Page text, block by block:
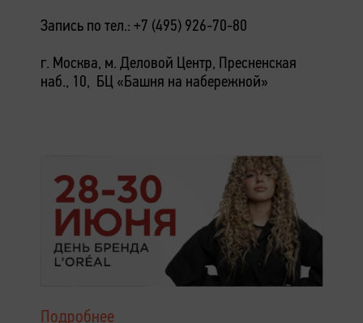
Запись по тел.: +7 (495) 926-70-80
г. Москва, м. Деловой Центр, Пресненская
наб., 10, БЦ «Башня на набережной»
Подробнее